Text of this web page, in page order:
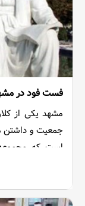
فست فود در
مشهد یکی از
جمعیت و داشتن
است که مجموعه